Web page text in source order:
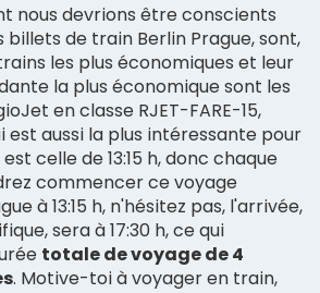
nous devrions être conscients
billets de train Berlin Prague, sont,
les plus économiques et leur
la plus économique sont les
en classe RJET-FARE-15,
est aussi la plus intéressante pour
celle de 13:15 h, donc chaque
commencer ce voyage
à 13:15 h, n'hésitez pas, l'arrivée,
sera à 17:30 h, ce qui
totale de voyage de 4
. Motive-toi à voyager en train,